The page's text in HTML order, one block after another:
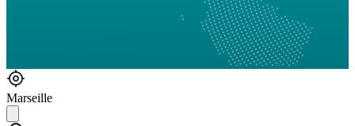
Marseille